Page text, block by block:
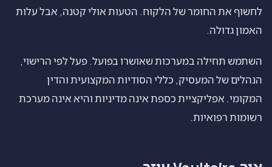
לחשוף את החומר של הלקוח. הטעות אולי קטנה, אבל עלות
האמון גדולה.
השתמש תחילה במערכות שאושרו בפועל. פעל לפי הרישוי,
הנהלים של המעסיק, כללי הסודיות המקצועית והדין
המקומי. אפליקציית כספת אינה מדיניות והיא אינה מערכת
רשומות רפואיות.